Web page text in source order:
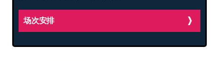
场次安排